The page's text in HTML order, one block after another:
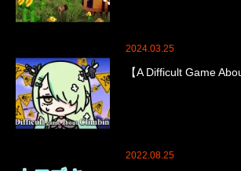
2024.03.25
【A Difficult Game
2022.08.25